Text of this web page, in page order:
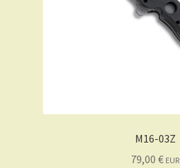
M16-03Z
79,00 € EUR